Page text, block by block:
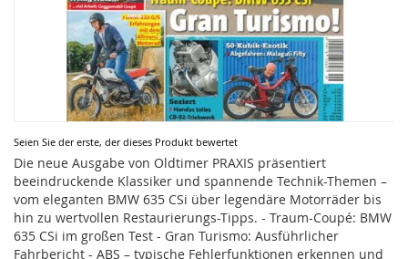
Seien Sie der erste, der dieses Produkt bewertet
Die neue Ausgabe von Oldtimer PRAXIS präsentiert
beeindruckende Klassiker und spannende Technik-Themen –
vom eleganten BMW 635 CSi über legendäre Motorräder bis
hin zu wertvollen Restaurierungs-Tipps. - Traum-Coupé: BMW
635 CSi im großen Test - Gran Turismo: Ausführlicher
Fahrbericht - ABS – typische Fehlerfunktionen erkennen und
Zum
Anfang
der
Bildergalerie
springen